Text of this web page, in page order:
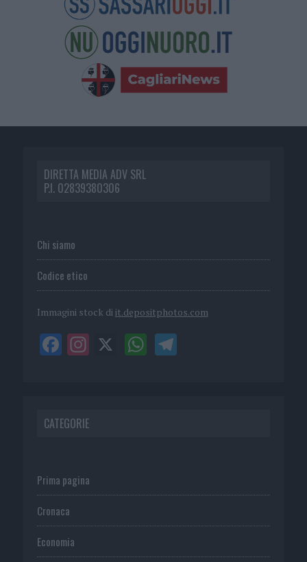
DIRETTA MEDIA ADV SRL
P.I. 02839380306
Chi siamo
Codice etico
Immagini stock di it.depositphotos.com
CATEGORIE
Prima pagina
Cronaca
Economia